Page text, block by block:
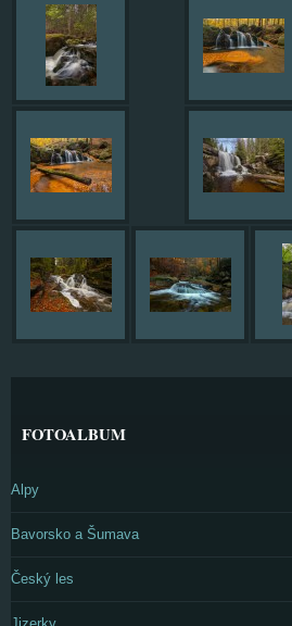
FOTOALBUM
Alpy
Bavorsko a Šumava
Český les